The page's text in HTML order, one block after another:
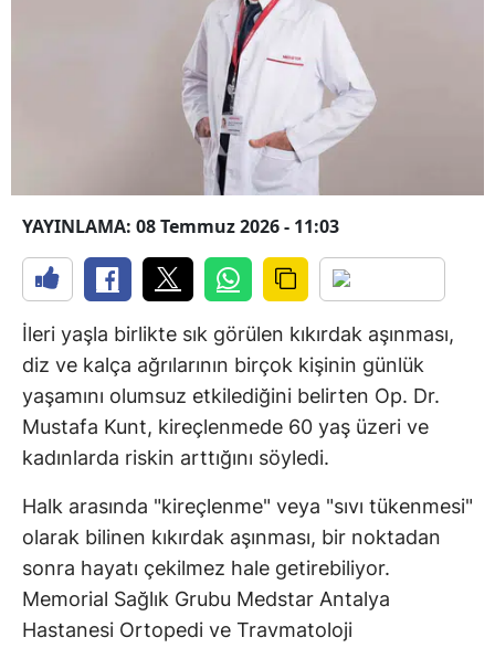
YAYINLAMA: 08 Temmuz 2026 - 11:03
İleri yaşla birlikte sık görülen kıkırdak aşınması,
diz ve kalça ağrılarının birçok kişinin günlük
yaşamını olumsuz etkilediğini belirten Op. Dr.
Mustafa Kunt, kireçlenmede 60 yaş üzeri ve
kadınlarda riskin arttığını söyledi.
Halk arasında "kireçlenme" veya "sıvı tükenmesi"
olarak bilinen kıkırdak aşınması, bir noktadan
sonra hayatı çekilmez hale getirebiliyor.
Memorial Sağlık Grubu Medstar Antalya
Hastanesi Ortopedi ve Travmatoloji